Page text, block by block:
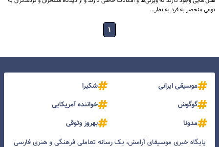
نوعی منحصر به فرد به نظر…
۱
موسیقی ایرانی
شکیرا
گوگوش
خواننده آمریکایی
مدونا
بهروز وثوقی
پایگاه خبری موسیقای آرامش، یک رسانه تعاملی فرهنگی و هنری فارسی